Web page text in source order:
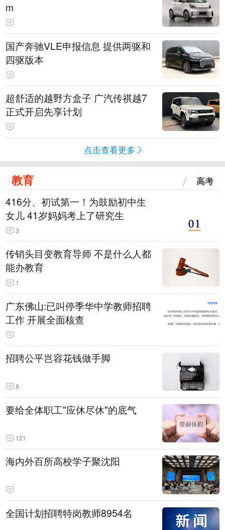
m
国产奔驰VLE申报信息 提供两驱和
四驱版本
超舒适的越野方盒子 广汽传祺越7
正式开启先享计划
点击查看更多
教育 高考
416分、初试第一！为鼓励初中生
女儿 41岁妈妈考上了研究生
3
传销头目变教育导师 不是什么人都
能办教育
1
广东佛山:已叫停季华中学教师招聘
工作 开展全面核查
招聘公平岂容花钱做手脚
8
要给全体职工"应休尽休"的底气
121
海内外百所高校学子聚沈阳
全国计划招聘特岗教师8954名